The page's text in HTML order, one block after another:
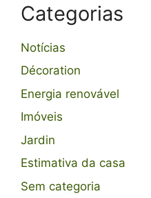
Categorias
Notícias
Décoration
Energia renovável
Imóveis
Jardin
Estimativa da casa
Sem categoria